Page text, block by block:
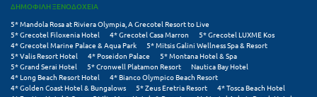
Πάλαιρος
Παξοί
Παραλία Κατερίνης
ΔΗΜΟΦΙΛΗ ΞΕΝΟΔΟΧΕΙΑ
5* Mandola Rosa at Riviera Olympia, A Grecotel Resort to Live
5* Grecotel Filoxenia Hotel
4* Grecotel Casa Marron
5* Grecotel LUXME Kos
4* Grecotel Marine Palace & Aqua Park
5* Mitsis Galini Wellness Spa & Resort
5* Valis Resort Hotel
4* Poseidon Palace
5* Montana Hotel & Spa
5* Grand Serai Hotel
5* Cronwell Platamon Resort
Nautica Bay Hotel
4* Long Beach Resort Hotel
4* Bianco Olympico Beach Resort
4* Golden Coast Hotel & Bungalows
5* Zeus Eretria Resort
4* Tosca Beach Hotel